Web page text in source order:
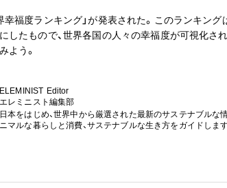
幸福度ランキング」が発表された。このランキン
したもので、世界各国の人々の幸福度が可視化さ
よう。
ELEMINIST Editor
エレミニスト編集部
日本をはじめ、世界中から厳選された最新のサステナブル
ニマルな暮らしと消費、サステナブルな生き方をガイドします